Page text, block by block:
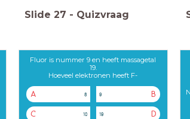
Slide 27 - Quizvraag
Fluor is nummer 9 en heeft massagetal
19.
Hoeveel elektronen heeft F-
A 8 B
9
C 10 D
19